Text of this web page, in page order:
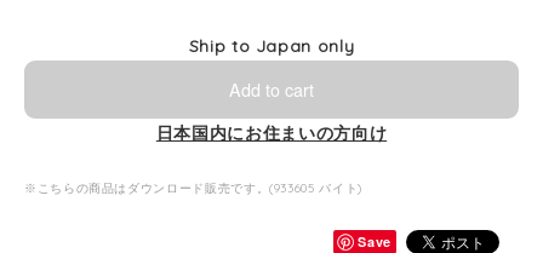
Ship to Japan only
Add to cart
日本国内にお住まいの方向け
※こちらの商品はダウンロード販売です。(933605 バイト)
Save